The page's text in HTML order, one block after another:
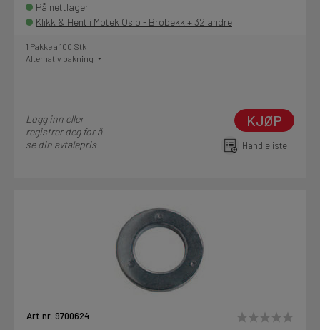
På nettlager
Klikk & Hent i Motek Oslo - Brobekk + 32 andre
1 Pakke a 100 Stk
Alternativ pakning
Logg inn eller
registrer deg for å
se din avtalepris
KJØP
Handleliste
Art.nr. 9700624